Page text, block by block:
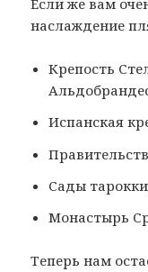
Если же вам
наслаждение
Крепость
Испанская
Сады
Монастырь
Теперь нам